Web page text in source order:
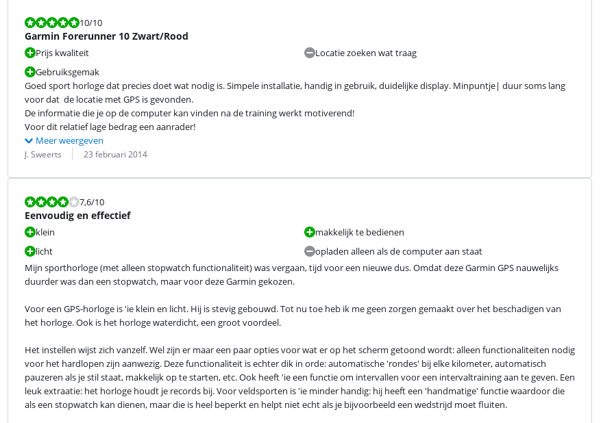
Beoordeling is 10 van de 10.
10/10
Garmin Forerunner 10 Zwart/Rood
Prijs kwaliteit
Gebruiksgemak
Locatie zoeken wat traag
Goed sport horloge dat precies doet wat nodig is. Simpele installatie, handig in gebruik, duidelijke display. Minpuntje| duur soms lang
voor dat  de locatie met GPS is gevonden.
De informatie die je op de computer kan vinden na de training werkt motiverend!
Voor dit relatief lage bedrag een aanrader!
Meer weergeven
Beoordeling door:
J. Sweerts
Datum: 23 februari 2014
Beoordeling is 7,6 van de 10.
7,6/10
Eenvoudig en effectief
klein
licht
makkelijk te bedienen
opladen alleen als de computer aan staat
Mijn sporthorloge (met alleen stopwatch functionaliteit) was vergaan, tijd voor een nieuwe dus. Omdat deze Garmin GPS nauwelijks
duurder was dan een stopwatch, maar voor deze Garmin gekozen.
Voor een GPS-horloge is 'ie klein en licht. Hij is stevig gebouwd. Tot nu toe heb ik me geen zorgen gemaakt over het beschadigen van
het horloge. Ook is het horloge waterdicht, een groot voordeel.
Het instellen wijst zich vanzelf. Wel zijn er maar een paar opties voor wat er op het scherm getoond wordt: alleen functionaliteiten nodig
voor het hardlopen zijn aanwezig. Deze functionaliteit is echter dik in orde: automatische 'rondes' bij elke kilometer, automatisch
pauzeren als je stil staat, makkelijk op te starten, etc. Ook heeft 'ie een functie om intervallen voor een intervaltraining aan te geven. Een
leuk extraatie: het horloge houdt je records bij. Voor veldsporten is 'ie minder handig: hij heeft een 'handmatige' functie waardoor die
als een stopwatch kan dienen, maar die is heel beperkt en helpt niet echt als je bijvoorbeeld een wedstrijd moet fluiten.